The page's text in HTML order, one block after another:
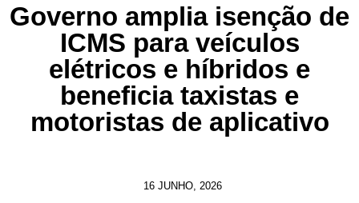
Governo amplia isenção de
ICMS para veículos
elétricos e híbridos e
beneficia taxistas e
motoristas de aplicativo
16 JUNHO, 2026